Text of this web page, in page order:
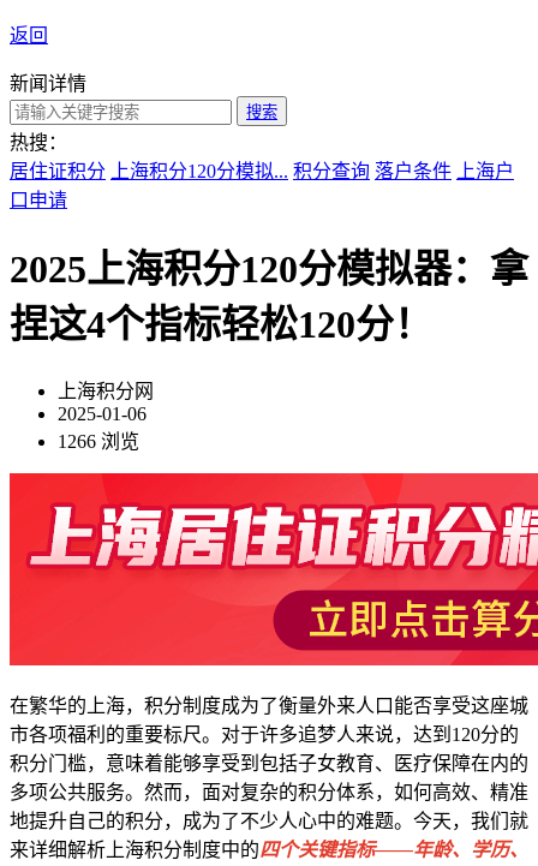
返回
新闻详情
搜索
热搜：
居住证积分
上海积分120分模拟... 积分查询 落户条件
上海户
口申请
2025上海积分120分模拟器：拿
捏这4个指标轻松120分！
上海积分网
2025-01-06
1266 浏览
在繁华的上海，积分制度成为了衡量外来人口能否享受这座城
市各项福利的重要标尺。对于许多追梦人来说，达到120分的
积分门槛，意味着能够享受到包括子女教育、医疗保障在内的
多项公共服务。然而，面对复杂的积分体系，如何高效、精准
地提升自己的积分，成为了不少人心中的难题。今天，我们就
来详细解析上海积分制度中的四个关键指标——年龄、学历、